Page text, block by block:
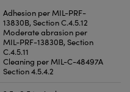
Adhesion per MIL-PRF-
13830B, Section C.4.5.12
Moderate abrasion per
MIL-PRF-13830B, Section
C.4.5.11
Cleaning per MIL-C-48497A
Section 4.5.4.2